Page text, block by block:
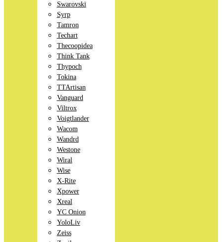
Swarovski
Syrp
Tamron
Techart
Thecoopidea
Think Tank
Thypoch
Tokina
TTArtisan
Vanguard
Viltrox
Voigtlander
Wacom
Wandrd
Westone
Wiral
Wise
X-Rite
Xpower
Xreal
YC Onion
YoloLiv
Zeiss